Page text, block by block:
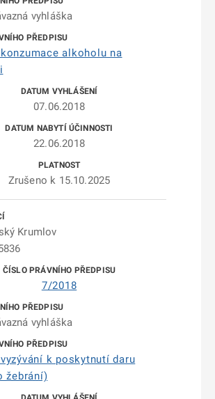
vyhláška
alkoholu na
07.06.2018
22.06.2018
Zrušeno k 15.10.2025
Krumlov
7/2018
vyhláška
k poskytnutí daru
žebrání)